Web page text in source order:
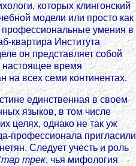
которых клингонский
модели или просто как
умения в
квартира Института
он представляет собой
настоящее время
на всех семи континентах.
единственная в своем
языков, в том числе
целях, однако не так уж
профессионала пригласили
Следует учесть и роль
трек, чья мифология